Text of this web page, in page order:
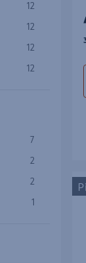
12
12
12
12
7
2
2
1